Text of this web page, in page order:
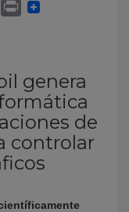
genera
de
controlar